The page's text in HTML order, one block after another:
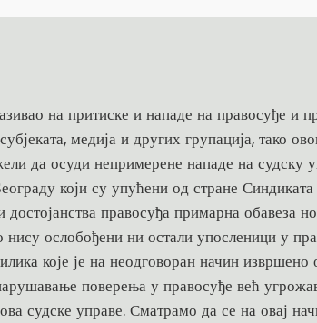
на притиске и нападе на правосуђе и
медија и других групација, тако
да осуди непримерене нападе на судску
који су упућени од стране Синдиката
правосуђа примарна обавеза
нису ослобођени ни остали упосленици у
које је на неодговоран начин извршено
поверења у правосуђе већ
судске управе. Сматрамо да се на овај